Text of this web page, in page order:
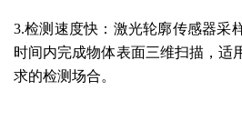
3.检测速度快：激光轮廓传感器采
时间内完成物体表面三维扫描，适
求的检测场合。